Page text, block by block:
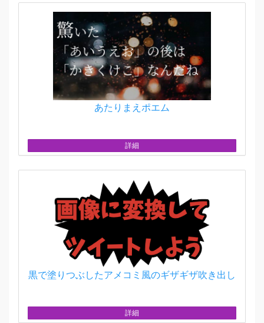
あたりまえポエム
詳細
黒で塗りつぶしたアメコミ風のギザギザ吹き出し
詳細